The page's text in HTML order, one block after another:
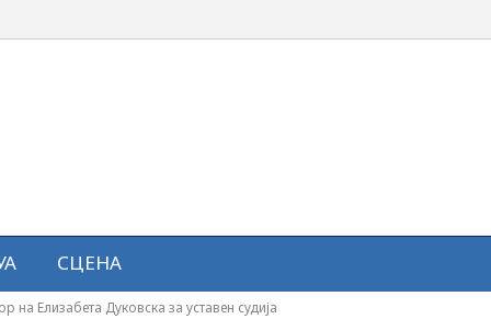
СЦЕНА
на Елизабета Дуковска за уставен судија